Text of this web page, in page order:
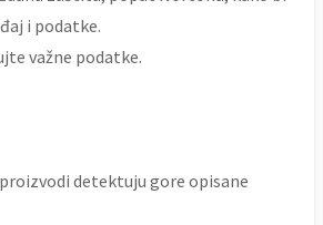
i podatke.
važne podatke.
detektuju gore opisane